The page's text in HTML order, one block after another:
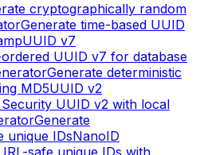
cryptographically random
Generate time-based UUID
UUID v7
UUID v7 for database
Generate deterministic
MD5UUID v2
Security UUID v2 with local
Generate
unique IDsNanoID